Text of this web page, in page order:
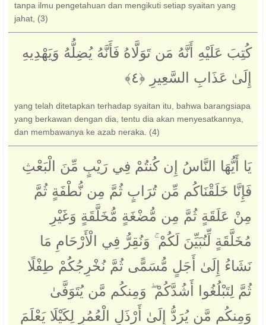
tanpa ilmu pengetahuan dan mengikuti setiap syaitan yang
jahat, (3)
كُتِبَ عَلَيْهِ أَنَّهُ مَن تَوَلَّاهُ فَأَنَّهُ يُضِلُّهُ وَيَهْدِيهِ
إِلَىٰ عَذَابِ السَّعِيرِ ‎﴿٤﴾‏
yang telah ditetapkan terhadap syaitan itu, bahwa barangsiapa
yang berkawan dengan dia, tentu dia akan menyesatkannya,
dan membawanya ke azab neraka. (4)
يَا أَيُّهَا النَّاسُ إِن كُنتُمْ فِي رَيْبٍ مِّنَ الْبَعْثِ
فَإِنَّا خَلَقْنَاكُم مِّن تُرَابٍ ثُمَّ مِن نُّطْفَةٍ ثُمَّ
مِنْ عَلَقَةٍ ثُمَّ مِن مُّضْغَةٍ مُّخَلَّقَةٍ وَغَيْرِ
مُخَلَّقَةٍ لِّنُبَيِّنَ لَكُمْ ۚ وَنُقِرُّ فِي الْأَرْحَامِ مَا
نَشَاءُ إِلَىٰ أَجَلٍ مُّسَمًّى ثُمَّ نُخْرِجُكُمْ طِفْلًا
ثُمَّ لِتَبْلُغُوا أَشُدَّكُمْ ۖ وَمِنكُم مَّن يُتَوَفَّىٰ
وَمِنكُم مَّن يُرَدُّ إِلَىٰ أَرْذَلِ الْعُمُرِ لِكَيْلَا يَعْلَمَ